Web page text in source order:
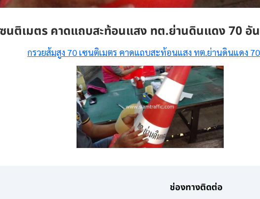
นติเมตร คาดแถบสะท้อนแสง ทต.ย่านดินแดง 70 อัน
กรวยส้มสูง 70 เซนติเมตร คาดแถบสะท้อนแสง ทต.ย่านดินแดง
ช่องทางติดต่อ